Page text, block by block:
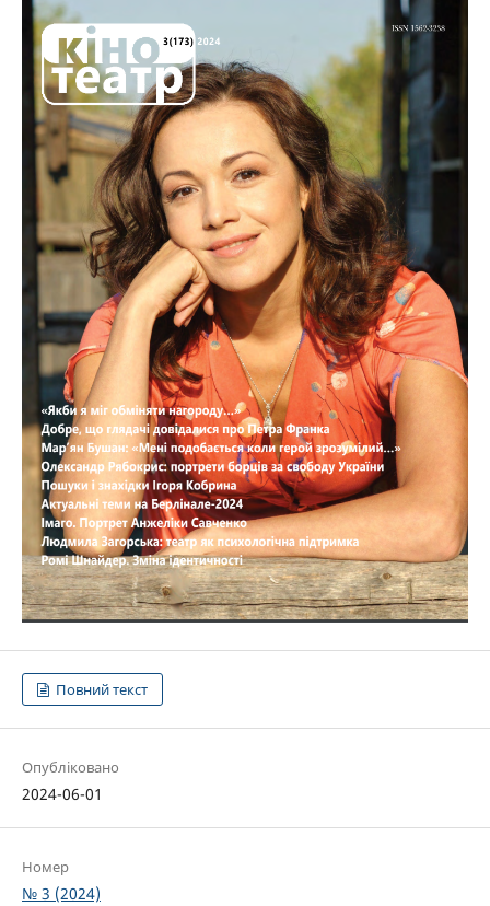
Повний текст
Опубліковано
2024-06-01
Номер
№ 3 (2024)